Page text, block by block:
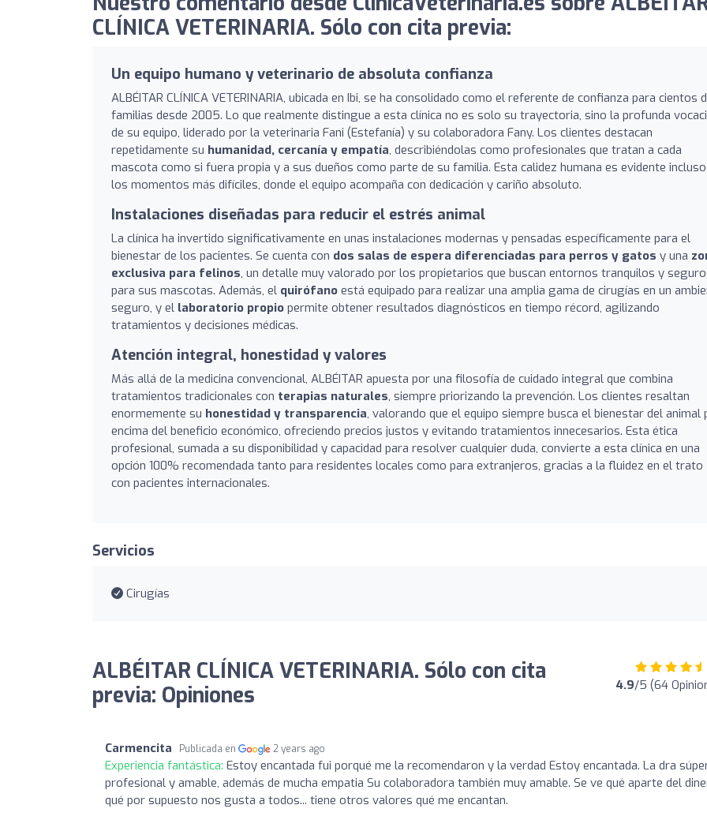
CLÍNICA VETERINARIA. Sólo con cita previa:
Un equipo humano y veterinario de absoluta confianza
ALBÉITAR CLÍNICA VETERINARIA, ubicada en Ibi, se ha consolidado como el referente de confianza para cientos
familias desde 2005. Lo que realmente distingue a esta clínica no es solo su trayectoria, sino la profunda
de su equipo, liderado por la veterinaria Fani (Estefanía) y su colaboradora Fany. Los clientes destacan
repetidamente su humanidad, cercanía y empatía, describiéndolas como profesionales que tratan a cada
mascota como si fuera propia y a sus dueños como parte de su familia. Esta calidez humana es evidente
los momentos más difíciles, donde el equipo acompaña con dedicación y cariño absoluto.
Instalaciones diseñadas para reducir el estrés animal
La clínica ha invertido significativamente en unas instalaciones modernas y pensadas específicamente para el
bienestar de los pacientes. Se cuenta con dos salas de espera diferenciadas para perros y gatos y una
exclusiva para felinos, un detalle muy valorado por los propietarios que buscan entornos tranquilos y
para sus mascotas. Además, el quirófano está equipado para realizar una amplia gama de cirugías en un
seguro, y el laboratorio propio permite obtener resultados diagnósticos en tiempo récord, agilizando
tratamientos y decisiones médicas.
Atención integral, honestidad y valores
Más allá de la medicina convencional, ALBÉITAR apuesta por una filosofía de cuidado integral que combina
tratamientos tradicionales con terapias naturales, siempre priorizando la prevención. Los clientes resaltan
enormemente su honestidad y transparencia, valorando que el equipo siempre busca el bienestar del animal
encima del beneficio económico, ofreciendo precios justos y evitando tratamientos innecesarios. Esta ética
profesional, sumada a su disponibilidad y capacidad para resolver cualquier duda, convierte a esta clínica en una
opción 100% recomendada tanto para residentes locales como para extranjeros, gracias a la fluidez en el trato
con pacientes internacionales.
Servicios
Cirugías
ALBÉITAR CLÍNICA VETERINARIA. Sólo con cita
previa: Opiniones
4.9/5 (64
Carmencita Publicada en 2 years ago
Experiencia fantástica: Estoy encantada fui porqué me la recomendaron y la verdad Estoy encantada. La dra
profesional y amable, además de mucha empatia Su colaboradora también muy amable. Se ve qué aparte del
qué por supuesto nos gusta a todos... tiene otros valores qué me encantan.